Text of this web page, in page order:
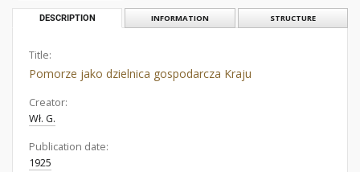
DESCRIPTION INFORMATION STRUCTURE
Title:
Pomorze jako dzielnica gospodarcza Kraju
Creator:
Wł. G.
Publication date:
1925